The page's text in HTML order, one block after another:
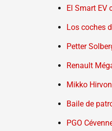
El Smart EV
Los coches
Petter
Renault
Mikko
Baile de
PGO